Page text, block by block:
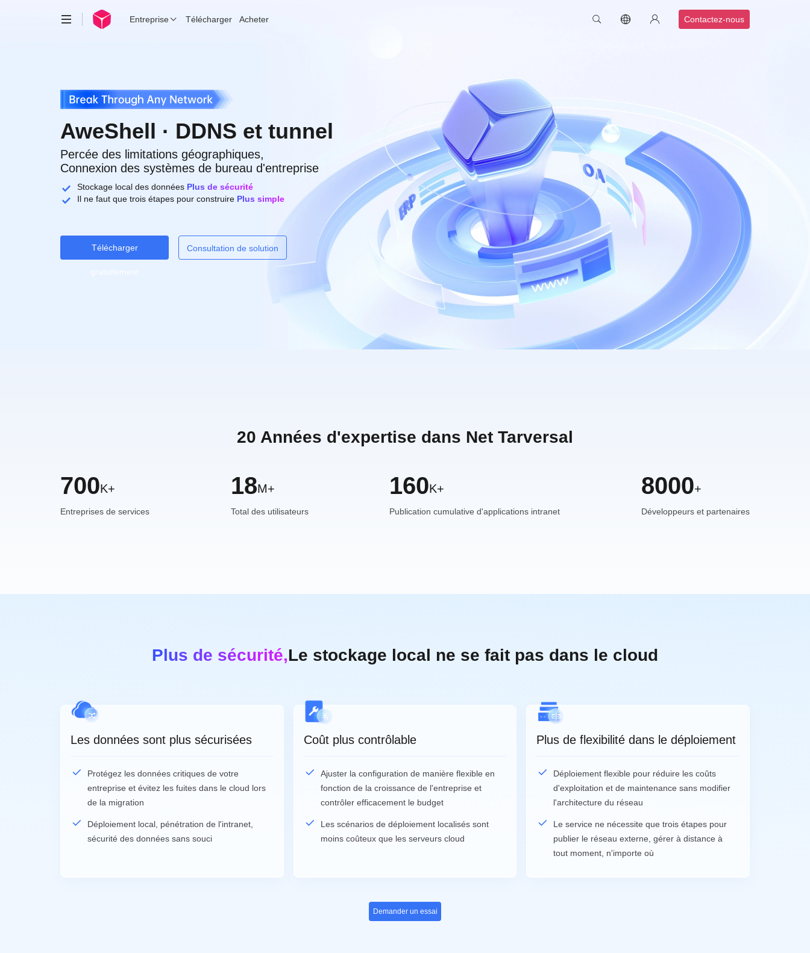
Entreprise Télécharger Acheter Contactez-nous
AweShell · DDNS et tunnel
Percée des limitations géographiques,
Connexion des systèmes de bureau d'entreprise
Stockage local des données Plus de sécurité
Il ne faut que trois étapes pour construire Plus simple
Télécharger Consultation de solution
20 Années d'expertise dans Net Tarversal
700K+
Entreprises de services
18M+
Total des utilisateurs
160K+
Publication cumulative d'applications intranet
8000+
Développeurs et partenaires
Plus de sécurité,Le stockage local ne se fait pas dans le cloud
Les données sont plus sécurisées
Protégez les données critiques de votre
entreprise et évitez les fuites dans le cloud lors
de la migration
Déploiement local, pénétration de l'intranet,
sécurité des données sans souci
Coût plus contrôlable
Ajuster la configuration de manière flexible en
fonction de la croissance de l'entreprise et
contrôler efficacement le budget
Les scénarios de déploiement localisés sont
moins coûteux que les serveurs cloud
Plus de flexibilité dans le déploiement
Déploiement flexible pour réduire les coûts
d'exploitation et de maintenance sans modifier
l'architecture du réseau
Le service ne nécessite que trois étapes pour
publier le réseau externe, gérer à distance à
tout moment, n'importe où
Demander un essai